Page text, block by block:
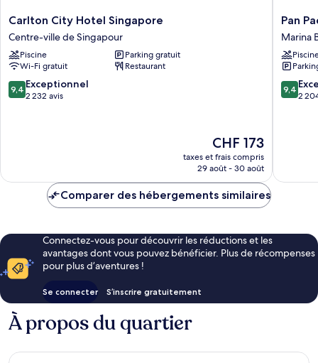
Carlton
City
Hotel
Singapore
Centre-
ville
de
Carlton City Hotel Singapore
Centre-ville de Singapour
Piscine
Parking gratuit
Wi-Fi gratuit
Restaurant
9.4
sur
9,4 Exceptionnel
2 232 avis
Le
nouveau
prix
de
CHF 173
taxes et frais compris
29 août - 30 août
Pan
Pacific
Marina
Bay
Pan
Marina
9.4
sur
9,4
2
Comparer des hébergements similaires
Connectez-vous pour découvrir les réductions et les
avantages dont vous pouvez bénéficier. Plus de récompenses
pour plus d’aventures !
Se connecter S’inscrire gratuitement
À propos du quartier